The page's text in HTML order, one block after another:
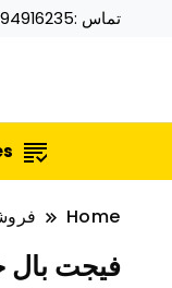
تماس :09394916235
نایکر
خرید
Home
فیجت